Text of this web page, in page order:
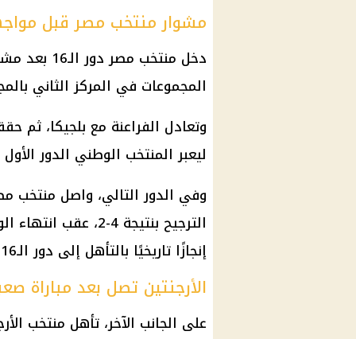
مشوار منتخب مصر قبل
دخل منتخب
المجموعات في المركز الثاني
وتعادل الفراعنة مع بلجيكا، ثم
ليعبر المنتخب الوطني الدور
وفي الدور التالي، واصل منتخب
إنجازًا تاريخيًا بالتأهل إلى دور الـ16.
الأرجنتين تصل بعد مباراة